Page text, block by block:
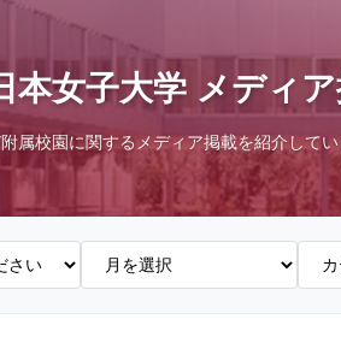
本女子大学 メディ
属校園に関するメディア掲載を紹介して